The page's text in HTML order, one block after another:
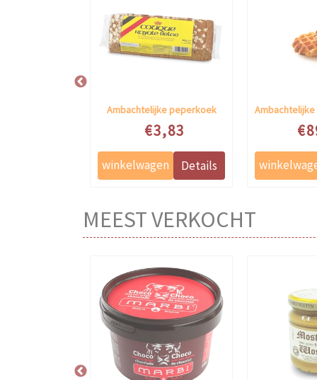
Ambachtelijke peperkoek
Speciale prijs
€3,83
MEEST VERKOCHT